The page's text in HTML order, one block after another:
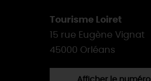
Tourisme Loiret
15 rue Eugène Vignat
45000 Orléans